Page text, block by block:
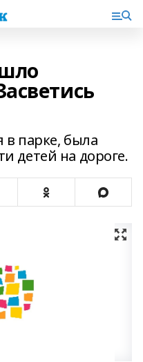
в парке, была
детей на дороге.